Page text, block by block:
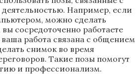
Например, если
можно сделать
сосредоточенно работаете
работа связана с общением
снимок во время
Такие позы помогут
и профессионализм.